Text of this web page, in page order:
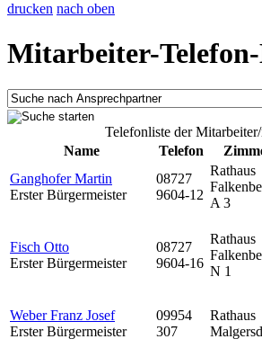
drucken nach oben
Mitarbeiter-
Telefonliste der
Name
Telefon
Ganghofer Martin
Erster Bürgermeister
08727
9604-12
Rathaus
A 3
Fisch Otto
Erster Bürgermeister
08727
9604-16
Rathaus
N 1
Weber Franz Josef
Erster Bürgermeister
09954
307
Rathaus